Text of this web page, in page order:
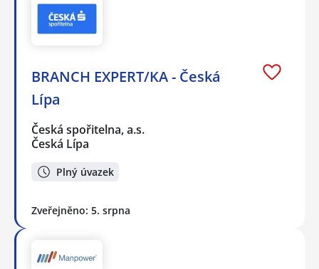
BRANCH EXPERT/KA - Česká
Lípa
Česká spořitelna, a.s.
Česká Lípa
Plný úvazek
Zveřejněno: 5. srpna